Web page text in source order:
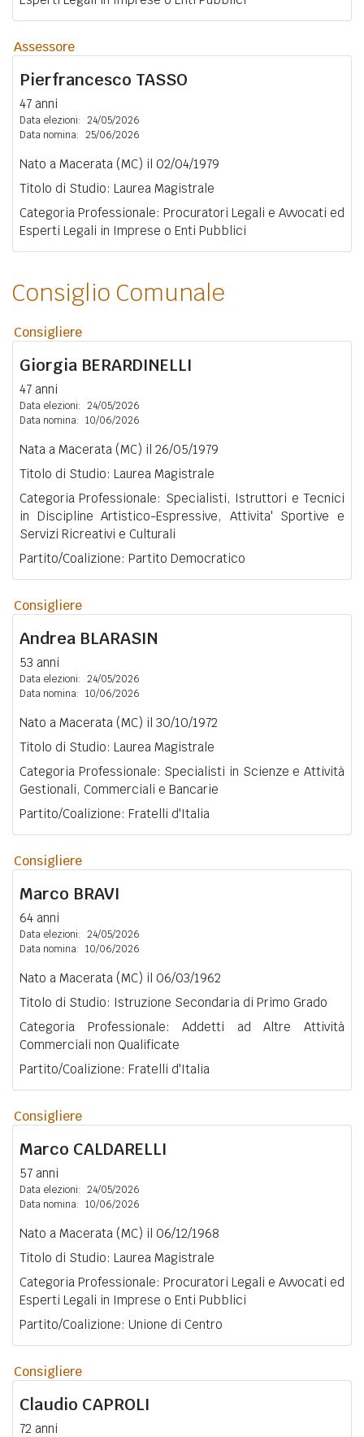
Assessore
Pierfrancesco TASSO
47 anni
Data elezioni: 24/05/2026
Data nomina: 25/06/2026
Nato a Macerata (MC) il 02/04/1979
Titolo di Studio: Laurea Magistrale
Categoria Professionale: Procuratori Legali e Avvocati ed
Esperti Legali in Imprese o Enti Pubblici
Consiglio Comunale
Consigliere
Giorgia BERARDINELLI
47 anni
Data elezioni: 24/05/2026
Data nomina: 10/06/2026
Nata a Macerata (MC) il 26/05/1979
Titolo di Studio: Laurea Magistrale
Categoria Professionale: Specialisti, Istruttori e Tecnici
in Discipline Artistico-Espressive, Attivita' Sportive e
Servizi Ricreativi e Culturali
Partito/Coalizione: Partito Democratico
Consigliere
Andrea BLARASIN
53 anni
Data elezioni: 24/05/2026
Data nomina: 10/06/2026
Nato a Macerata (MC) il 30/10/1972
Titolo di Studio: Laurea Magistrale
Categoria Professionale: Specialisti in Scienze e Attività
Gestionali, Commerciali e Bancarie
Partito/Coalizione: Fratelli d'Italia
Consigliere
Marco BRAVI
64 anni
Data elezioni: 24/05/2026
Data nomina: 10/06/2026
Nato a Macerata (MC) il 06/03/1962
Titolo di Studio: Istruzione Secondaria di Primo Grado
Categoria Professionale: Addetti ad Altre Attività
Commerciali non Qualificate
Partito/Coalizione: Fratelli d'Italia
Consigliere
Marco CALDARELLI
57 anni
Data elezioni: 24/05/2026
Data nomina: 10/06/2026
Nato a Macerata (MC) il 06/12/1968
Titolo di Studio: Laurea Magistrale
Categoria Professionale: Procuratori Legali e Avvocati ed
Esperti Legali in Imprese o Enti Pubblici
Partito/Coalizione: Unione di Centro
Consigliere
Claudio CAPROLI
72 anni